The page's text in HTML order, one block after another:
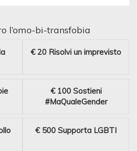
l’omo-bi-transfobia
€ 20 Risolvi un imprevisto
€ 100 Sostieni
#MaQualeGender
€ 500 Supporta LGBTI